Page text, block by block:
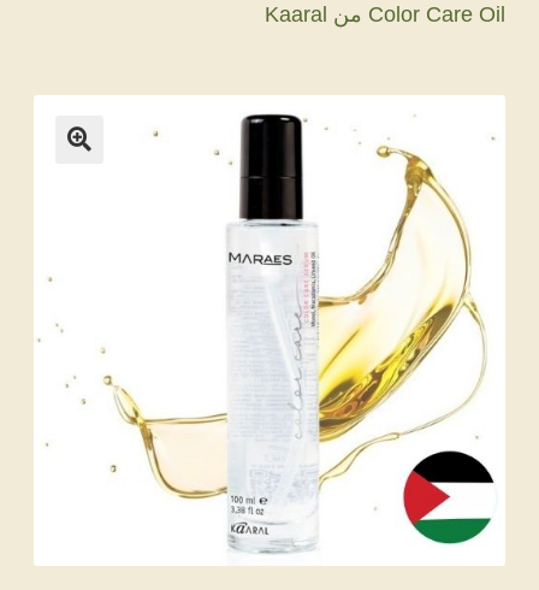
Color Care Oil من Kaaral